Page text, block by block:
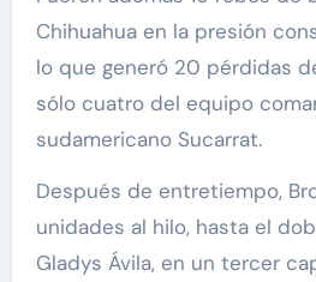
Chihuahua en la presión
lo que generó 20 pérdidas
sólo cuatro del equipo
sudamericano Sucarrat.
Después de entretiempo,
unidades al hilo, hasta el
Gladys Ávila, en un tercer